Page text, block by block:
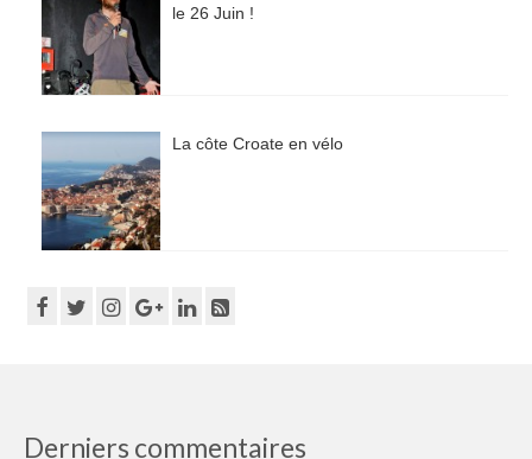
le 26 Juin !
La côte Croate en vélo
Derniers commentaires